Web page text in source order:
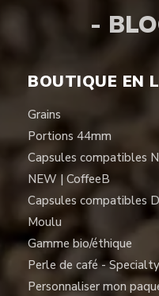
-
BOUTIQUE EN
Grains
Portions 44mm
Capsules compatibles
NEW | CoffeeB
Capsules compatibles
Moulu
Gamme bio/éthique
Perle de café -
Personnaliser mon